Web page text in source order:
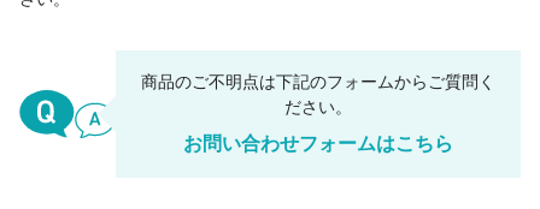
商品のご不明点は下記のフォームからご質問く
ださい。
お問い合わせフォームはこちら